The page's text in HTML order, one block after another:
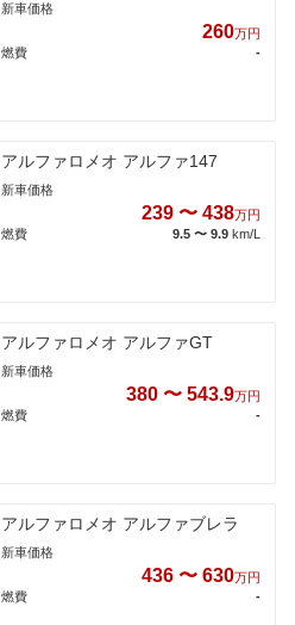
新車価格
260万円
燃費
-
アルファロメオ アルファ147
新車価格
239 〜 438万円
燃費
9.5 〜 9.9 km/L
アルファロメオ アルファGT
新車価格
380 〜 543.9万円
燃費
-
アルファロメオ アルファブレラ
新車価格
436 〜 630万円
燃費
-